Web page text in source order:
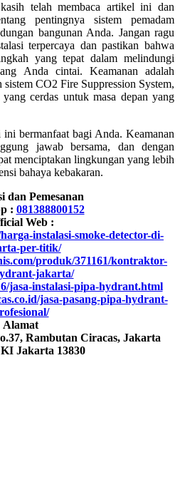
telah membaca artikel ini dan
pentingnya sistem pemadam
bangunan Anda. Jangan ragu
terpercaya dan pastikan bahwa
yang tepat dalam melindungi
Anda cintai. Keamanan adalah
CO2 Fire Suppression System,
cerdas untuk masa depan yang
ini bermanfaat bagi Anda. Keamanan
jawab bersama, dan dengan
menciptakan lingkungan yang lebih
bahaya kebakaran.
dan Pemesanan
: 081388800152
Web :
instalasi-smoke-detector-di-
per-titik/
produk/371161/kontraktor-
jakarta/
jasa-instalasi-pipa-hydrant.html
jasa-pasang-pipa-hydrant-
Alamat
Rambutan Ciracas, Jakarta
Jakarta 13830